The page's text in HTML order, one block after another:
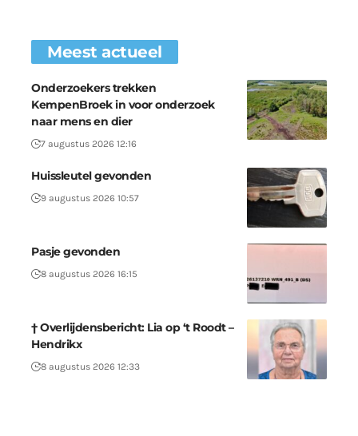
Meest actueel
Onderzoekers trekken
KempenBroek in voor onderzoek
naar mens en dier
7 augustus 2026 12:16
Huissleutel gevonden
9 augustus 2026 10:57
Pasje gevonden
8 augustus 2026 16:15
† Overlijdensbericht: Lia op ‘t Roodt –
Hendrikx
8 augustus 2026 12:33